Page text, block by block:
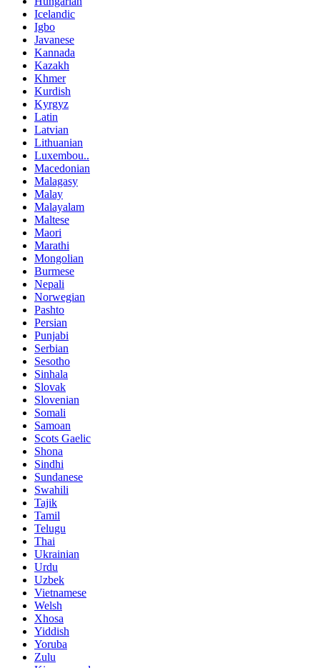
Icelandic
Igbo
Javanese
Kannada
Kazakh
Khmer
Kurdish
Kyrgyz
Latin
Latvian
Lithuanian
Luxembou..
Macedonian
Malagasy
Malay
Malayalam
Maltese
Maori
Marathi
Mongolian
Burmese
Nepali
Norwegian
Pashto
Persian
Punjabi
Serbian
Sesotho
Sinhala
Slovak
Slovenian
Somali
Samoan
Scots Gaelic
Shona
Sindhi
Sundanese
Swahili
Tajik
Tamil
Telugu
Thai
Ukrainian
Urdu
Uzbek
Vietnamese
Welsh
Xhosa
Yiddish
Yoruba
Zulu